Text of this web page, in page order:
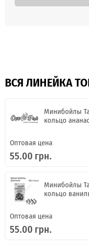
ВСЯ ЛИНЕЙКА
Минибойлы
кольцо ананас
Оптовая цена
55.00 грн.
Минибойлы
кольцо
Оптовая цена
55.00 грн.